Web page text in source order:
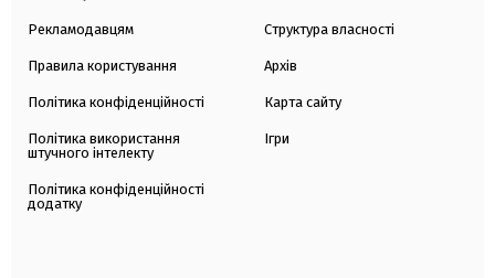
Рекламодавцям
Правила користування
Політика конфіденційності
Політика використання
штучного інтелекту
Політика конфіденційності
додатку
Структура власності
Архів
Карта сайту
Ігри